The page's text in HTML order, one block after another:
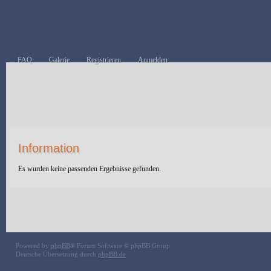
FAQ Galerie Registrieren Anmelden
Information
Es wurden keine passenden Ergebnisse gefunden.
Powered by phpBB® Forum Software © phpBB Group
Deutsche Übersetzung durch phpBB.de